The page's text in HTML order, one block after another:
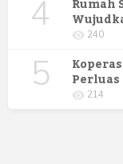
4 240
5 214